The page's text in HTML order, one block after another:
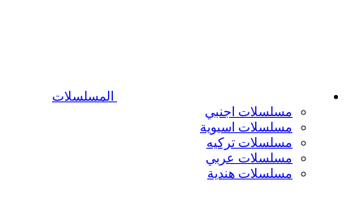
المسلسلات
مسلسلات اجنبي
مسلسلات اسيوية
مسلسلات تركيه
مسلسلات عربي
مسلسلات هندية